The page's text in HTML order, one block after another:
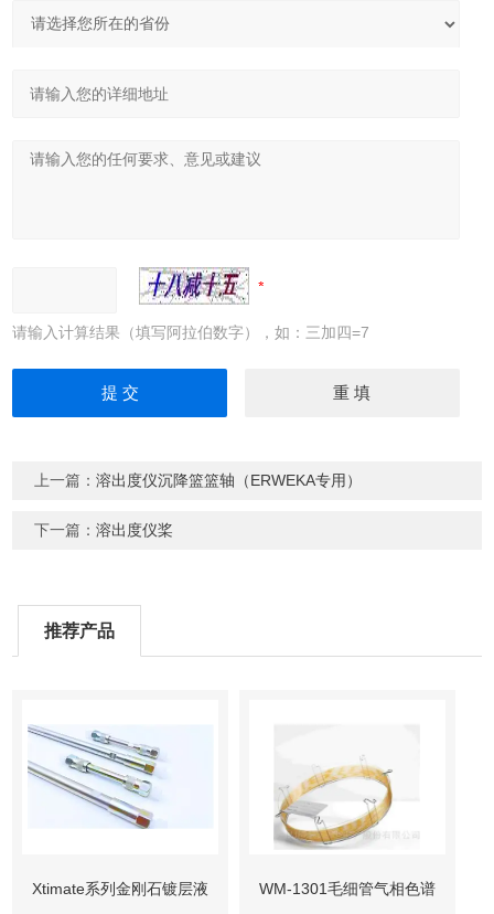
请输入计算结果（填写阿拉伯数字），如：三加四=7
上一篇：溶出度仪沉降篮篮轴（ERWEKA专用）
下一篇：溶出度仪桨
推荐产品
Xtimate系列金刚石镀层液 WM-1301毛细管气相色谱